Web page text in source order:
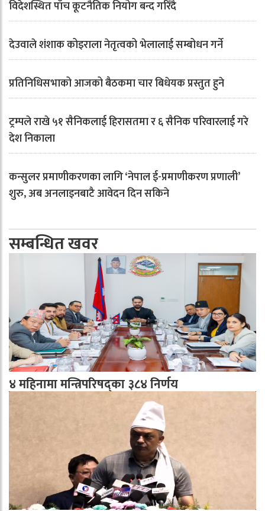
विदेशस्थित पाँच कूटनैतिक नियोग बन्द गरिँदै
देउवाले शंशाक कोइराला नेतृत्वको भेलालाई सम्बोधन गर्ने
प्रतिनिधिसभाको आजको बैठकमा चार बिधेयक प्रस्तुत हुने
ट्रम्पले राखे ५१ सैनिकलाई हिरासतमा र ६ सैनिक परिवारलाई गरे
देश निकाला
कन्सुलर प्रमाणीकरणका लागि ‘नेपाल ई-प्रमाणीकरण प्रणाली’
शुरु, अब अनलाइनबाटै आवेदन दिन सकिने
सम्बन्धित खवर
४ महिनामा मन्त्रिपरिषद्का ३८४ निर्णय